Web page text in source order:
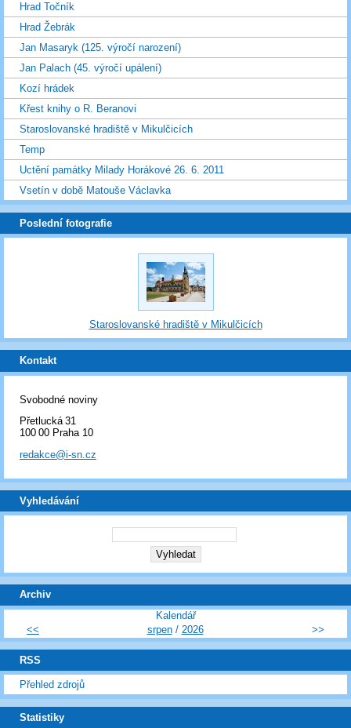
Hrad Točník
Hrad Žebrák
Jan Masaryk (125. výročí narození)
Jan Palach (45. výročí upálení)
Kozí hrádek
Křest knihy o R. Beranovi
Staroslovanské hradiště v Mikulčicích
Temp
Uctění památky Milady Horákové 26. 6. 2011
Vsetín v době Matouše Václavka
Poslední fotografie
Staroslovanské hradiště v Mikulčicích
Kontakt
Svobodné noviny
Přetlucká 31
100 00 Praha 10
redakce@i-sn.cz
Vyhledávání
Archiv
Kalendář
<<
srpen/ 2026 >>
RSS
Přehled zdrojů
Statistiky